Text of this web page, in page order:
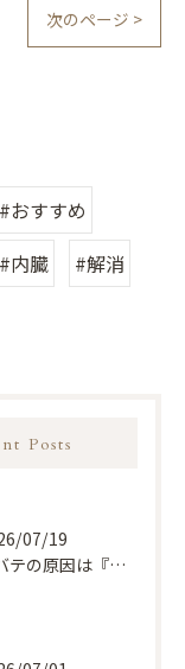
次のページ >
#おすすめ
#内臓
#解消
Posts
07/19
「夏バテの原因は『心』の消耗？陰陽五行説に基づく食事と過ごし方のコツ」